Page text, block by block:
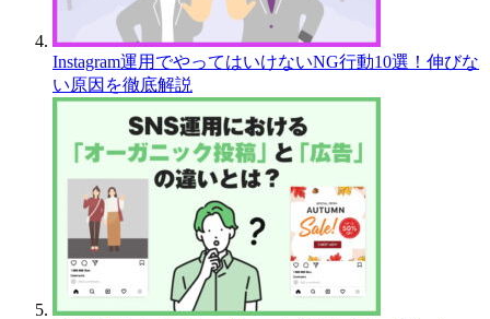
Instagram運用でやってはいけないNG行動10選！伸びな
い原因を徹底解説